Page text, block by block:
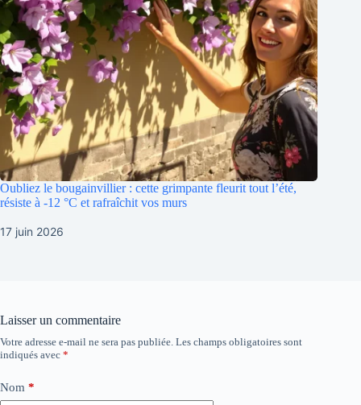
Oubliez le bougainvillier : cette grimpante fleurit tout l’été,
résiste à -12 °C et rafraîchit vos murs
17 juin 2026
Laisser un commentaire
Votre adresse e-mail ne sera pas publiée. Les champs obligatoires sont
indiqués avec *
Nom *